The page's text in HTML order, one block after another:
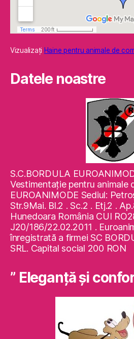
Vizualizaţi Haine pentru animale de
Datele noastre
S.C.BORDULA
Vestimentaţie pentru animale
EUROANIMODE Sediul:
Str.9Mai. Bl.2 . Sc.2 . Etj.2 .
Hunedoara România CUI
J20/186/22.02.2011 .
înregistrată a firmei SC
SRL. Capital social 200 RON
” Eleganţă şi